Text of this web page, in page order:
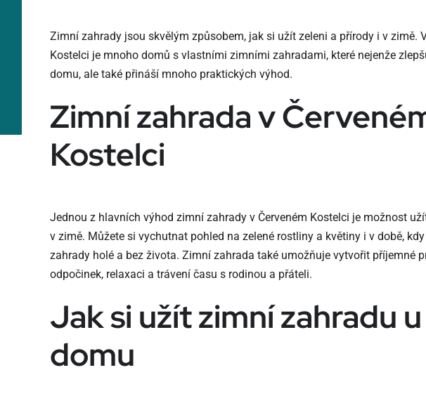
Zimní zahrady jsou skvělým způsobem, jak si užít zeleni a přírody i v zimě.
Kostelci je mnoho domů s vlastními zimními zahradami, které nejenže
domu, ale také přináší mnoho praktických výhod.
Zimní zahrada v
Kostelci
Jednou z hlavních výhod zimní zahrady v Červeném Kostelci je možnost
v zimě. Můžete si vychutnat pohled na zelené rostliny a květiny i v době,
zahrady holé a bez života. Zimní zahrada také umožňuje vytvořit příjemné
odpočinek, relaxaci a trávení času s rodinou a přáteli.
Jak si užít zimní zahradu u
domu